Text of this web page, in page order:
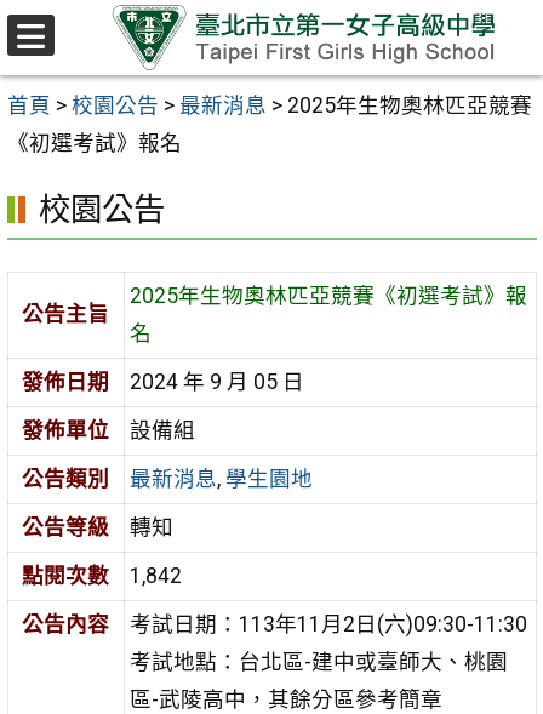
跳至主要內容區
首頁 > 校園公告 > 最新消息 > 2025年生物奧林匹亞競賽
《初選考試》報名
校園公告
公告主旨
2025年生物奧林匹亞競賽《初選考試》報
名
發佈日期
2024 年 9 月 05 日
發佈單位
設備組
公告類別
最新消息, 學生園地
公告等級
轉知
點閱次數
1,842
公告內容
考試日期：113年11月2日(六)09:30-11:30
考試地點：台北區-建中或臺師大、桃園
區-武陵高中，其餘分區參考簡章
選
單